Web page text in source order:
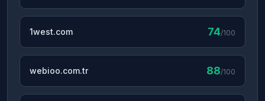
1west.com 74/100
webioo.com.tr 88/100